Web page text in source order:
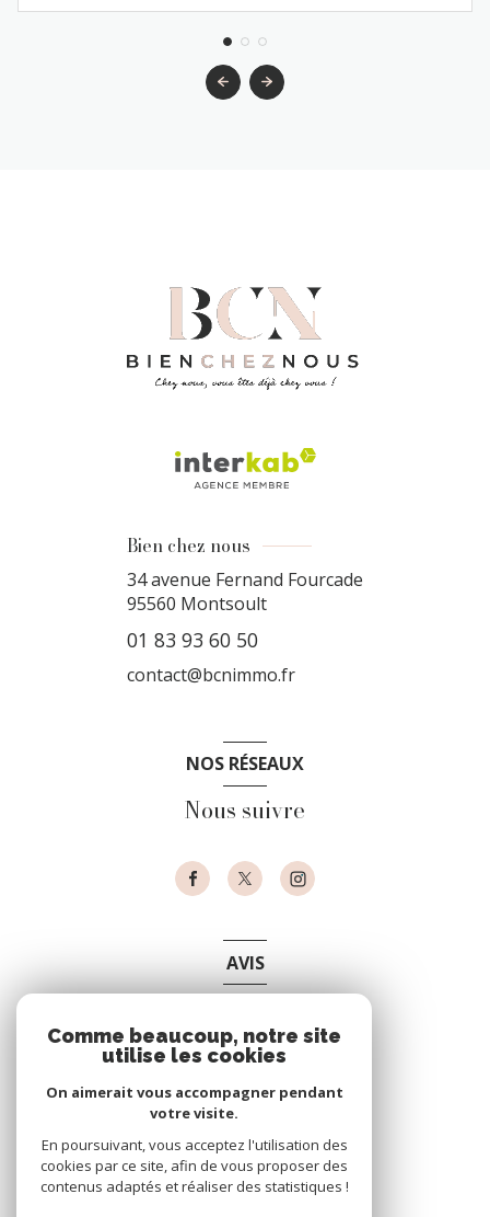
Bien chez nous
34 avenue Fernand Fourcade
95560 Montsoult
01 83 93 60 50
contact@bcnimmo.fr
NOS RÉSEAUX
Nous suivre
AVIS
Comme beaucoup, notre site
utilise les cookies
On aimerait vous accompagner pendant
votre visite.
En poursuivant, vous acceptez l'utilisation des
cookies par ce site, afin de vous proposer des
contenus adaptés et réaliser des statistiques !